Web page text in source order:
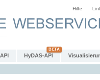
Hilfe
HyDAS-API